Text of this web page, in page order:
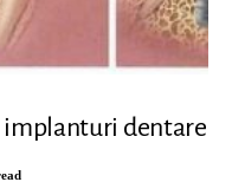
dentare